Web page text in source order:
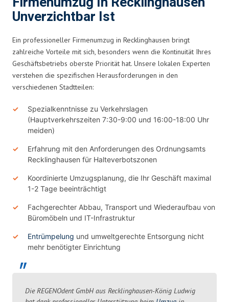
Unverzichtbar Ist
Ein professioneller Firmenumzug in Recklinghausen bringt
zahlreiche Vorteile mit sich, besonders wenn die Kontinuität Ihres
Geschäftsbetriebs oberste Priorität hat. Unsere lokalen Experten
verstehen die spezifischen Herausforderungen in den
verschiedenen Stadtteilen:
Spezialkenntnisse zu Verkehrslagen
(Hauptverkehrszeiten 7:30-9:00 und 16:00-18:00 Uhr
meiden)
Erfahrung mit den Anforderungen des Ordnungsamts
Recklinghausen für Halteverbotszonen
Koordinierte Umzugsplanung, die Ihr Geschäft maximal
1-2 Tage beeinträchtigt
Fachgerechter Abbau, Transport und Wiederaufbau von
Büromöbeln und IT-Infrastruktur
Entrümpelung und umweltgerechte Entsorgung nicht
mehr benötigter Einrichtung
Die REGENOdent GmbH aus Recklinghausen-König Ludwig